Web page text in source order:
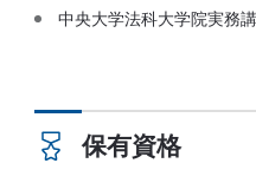
中央大学法科大学院実務
保有資格